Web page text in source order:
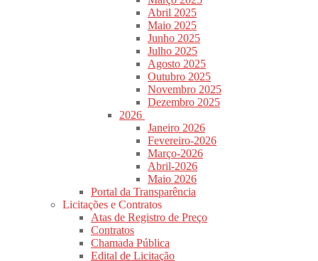
Abril 2025
Maio 2025
Junho 2025
Julho 2025
Agosto 2025
Outubro 2025
Novembro 2025
Dezembro 2025
2026
Janeiro 2026
Fevereiro-2026
Março-2026
Abril-2026
Maio 2026
Portal da Transparência
Licitações e Contratos
Atas de Registro de Preço
Contratos
Chamada Pública
Edital de Licitação